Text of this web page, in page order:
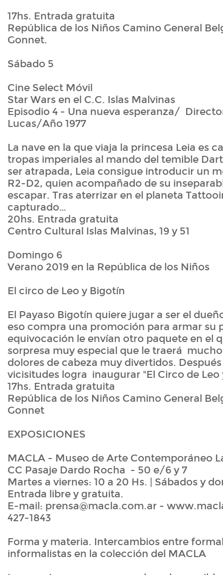
17hs. Entrada gratuita
República de los Niños Camino General
Gonnet.
Sábado 5
Cine Select Móvil
Star Wars en el C.C. Islas Malvinas
Episodio 4 - Una nueva esperanza/
Lucas/Año 1977
La nave en la que viaja la princesa Leia es
tropas imperiales al mando del temible
ser atrapada, Leia consigue introducir un
R2-D2, quien acompañado de su
escapar. Tras aterrizar en el planeta
capturado…
20hs. Entrada gratuita
Centro Cultural Islas Malvinas, 19 y 51
Domingo 6
Verano 2019 en la República de los Niños
El circo de Leo y Bigotín
El Payaso Bigotín quiere jugar a ser el
eso compra una promoción para armar su
equivocación le envían otro paquete en el
sorpresa muy especial que le traerá
dolores de cabeza muy divertidos.
vicisitudes logra inaugurar "El Circo de Leo
17hs. Entrada gratuita
República de los Niños Camino General
Gonnet
EXPOSICIONES
MACLA - Museo de Arte Contemporáneo
CC Pasaje Dardo Rocha - 50 e/6 y 7
Martes a viernes: 10 a 20 Hs. | Sábados y
Entrada libre y gratuita.
E-mail: prensa@macla.com.ar -
427-1843
Forma y materia. Intercambios entre
informalistas en la colección del MACLA